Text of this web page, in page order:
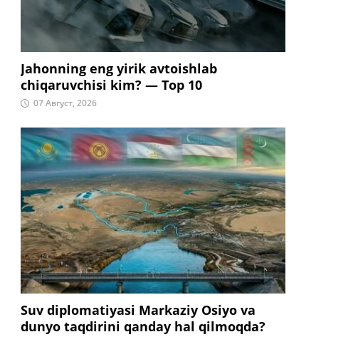
Jahonning eng yirik avtoishlab
chiqaruvchisi kim? — Top 10
07 Август, 2026
Suv diplomatiyasi Markaziy Osiyo va
dunyo taqdirini qanday hal qilmoqda?